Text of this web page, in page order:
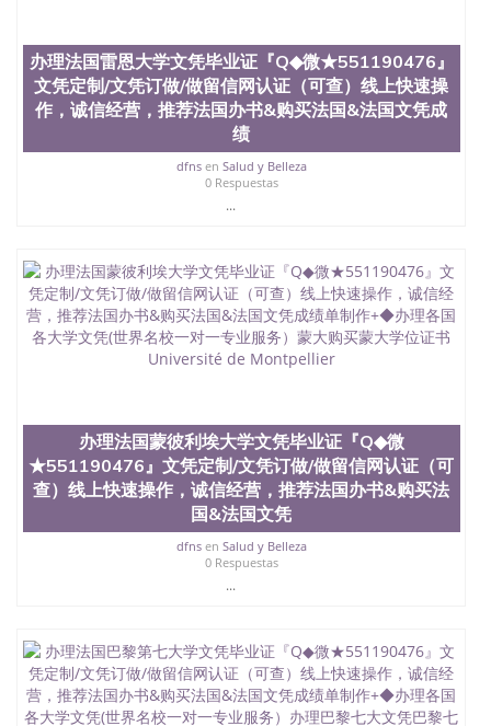
University）圣何塞州立大学（San Jose State
University）圣何塞州立大学学位证（San Jose State
University）圣何塞州立大学学位证（San Jose State
University）圣何塞州立大学结业证（San Jose State
University）圣何塞州立大学结业证（San Jose State
University）圣何塞州立大学结业证（San Jose State
University）圣何塞州立大学学位证（San Jose State
University）圣何塞州立大学学位证（San Jose State
University）圣何塞州立大学学历证书（San Jose
（San Jose State University）澳洲读书未毕业找人做
文凭学位qq微信551190476澳洲读CQU中央昆士兰大
学学历 绩单购买学位证书/澳洲读本科硕士做文凭/购
买澳洲大学毕业证成绩单假文凭学历
offieUniversityofSouthernQueensland 澳洲读书未毕
理法国马赛大学AMU文凭毕业证『Q◆微
★551190476』文凭定制/文凭订做/做留信网认证
（可查）线上快速操作，诚信经营，推荐法国办书&
购买法国&法国文凭成绩单制作+◆办理各国各大学文
凭(世界名校一对一专业服务）办理AMU文凭AMU购
办理法国雷恩大学文凭毕业证『Q◆微★551190476』
文凭定制/文凭订做/做留信网认证（可查）线上快速操
作，诚信经营，推荐法国办书&购买法国&法国文凭成
绩
dfnsen Salud y Belleza
0 Respuestas
...
办理法国蒙彼利埃大学文凭毕业证『Q◆微
★551190476』文凭定制/文凭订做/做留信网认证（可
查）线上快速操作，诚信经营，推荐法国办书&购买法
国&法国文凭
dfnsen Salud y Belleza
0 Respuestas
...